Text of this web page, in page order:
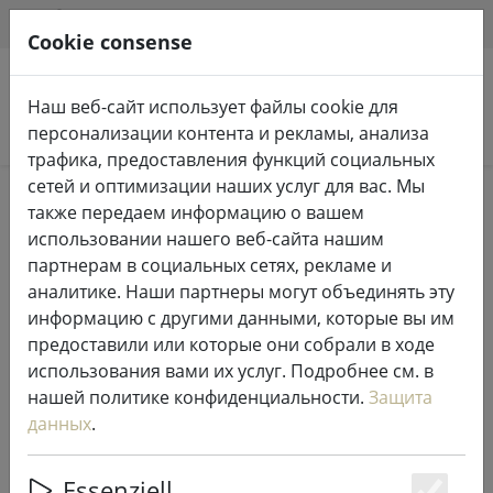
Поиск продуктов
Home
Сказочные огни и освещение
Сказочные огни
Удлинитель Sirius Tech-Line fairy
lights 230V 10 м черный
Cookie consense
Наш веб-сайт использует файлы cookie для
персонализации контента и рекламы, анализа
трафика, предоставления функций социальных
сетей и оптимизации наших услуг для вас. Мы
также передаем информацию о вашем
использовании нашего веб-сайта нашим
партнерам в социальных сетях, рекламе и
аналитике. Наши партнеры могут объединять эту
информацию с другими данными, которые вы им
предоставили или которые они собрали в ходе
использования вами их услуг. Подробнее см. в
нашей политике конфиденциальности. Защита
данных.